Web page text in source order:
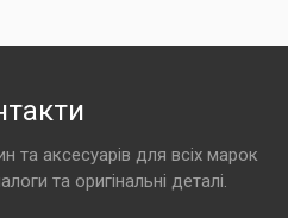
та аксесуарів для всіх марок
та оригінальні деталі.